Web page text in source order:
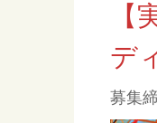
デ
募集